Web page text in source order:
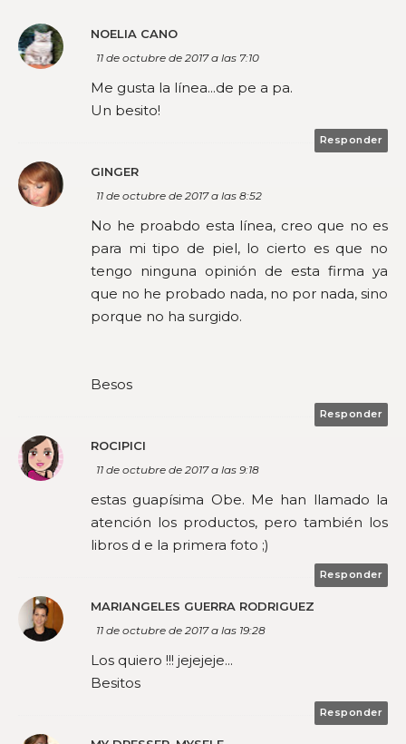
NOELIA CANO
11 de octubre de 2017 a las 7:10
Me gusta la línea...de pe a pa.
Un besito!
Responder
GINGER
11 de octubre de 2017 a las 8:52
No he proabdo esta línea, creo que no es
para mi tipo de piel, lo cierto es que no
tengo ninguna opinión de esta firma ya
que no he probado nada, no por nada, sino
porque no ha surgido.
Besos
Responder
ROCIPICI
11 de octubre de 2017 a las 9:18
estas guapísima Obe. Me han llamado la
atención los productos, pero también los
libros d e la primera foto ;)
Responder
MARIANGELES GUERRA RODRIGUEZ
11 de octubre de 2017 a las 19:28
Los quiero !!! jejejeje...
Besitos
Responder